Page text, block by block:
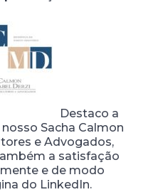
Destaco a
Sacha Calmon
e Advogados,
a satisfação
e de modo
do LinkedIn.